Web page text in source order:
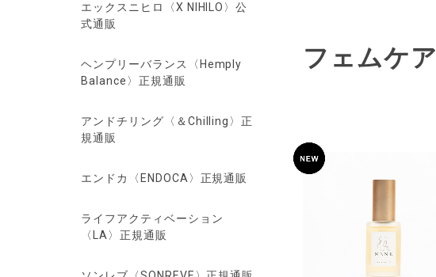
フェムケア
エックスニヒロ〈X NIHILO〉公
式通販
ヘンプリーバランス〈Hemply
Balance〉正規通販
アンドチリング〈＆Chilling〉正
規通販
エンドカ〈ENDOCA〉正規通販
ライフアクティベーション
〈LA〉正規通販